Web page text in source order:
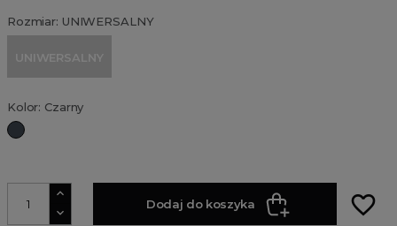
Rozmiar: UNIWERSALNY
UNIWERSALNY
Kolor: Czarny
Czarny
Dodaj do koszyka favorite_border